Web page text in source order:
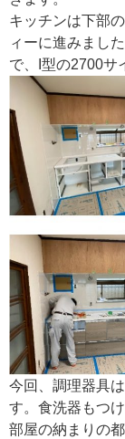
キッチンは下部
ィーに進みまし
で、I型の2700サ
今回、調理器具
す。食洗器もつけ
部屋の納まりの